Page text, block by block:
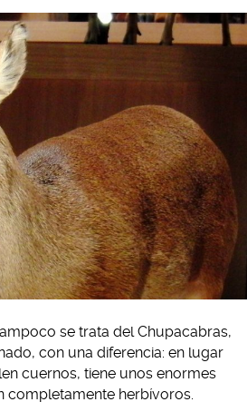
se trata del Chupacabras,
con una diferencia: en lugar
cuernos, tiene unos enormes
completamente herbívoros.